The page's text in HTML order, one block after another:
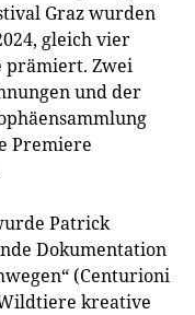
Graz wurden
gleich vier
Zwei
und der
Premiere
Patrick
Dokumentation
(Centurioni
kreative